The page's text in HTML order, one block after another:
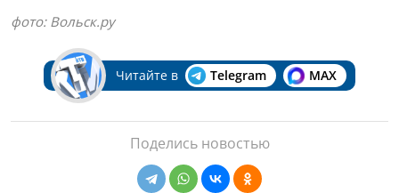
фото: Вольск.ру
Читайте в Telegram MAX
Поделись новостью